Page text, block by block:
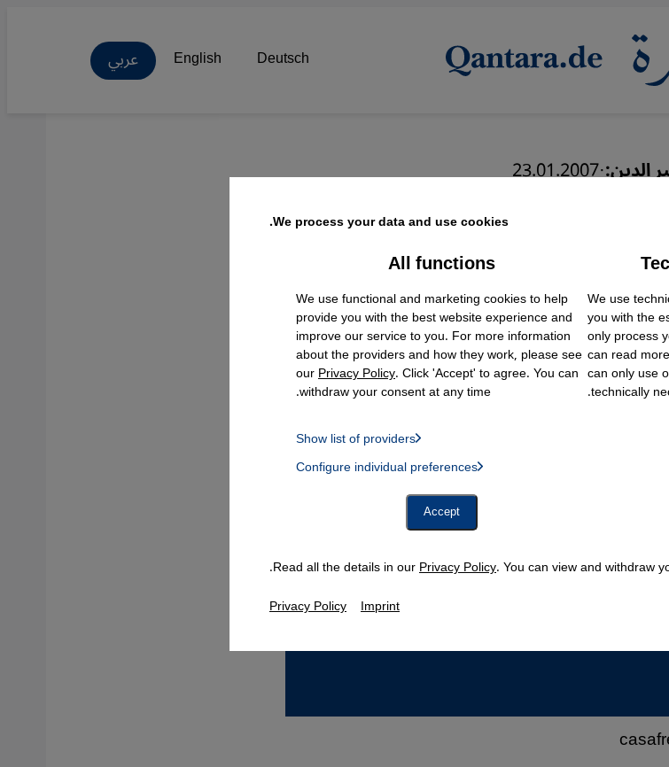
Deutsch
English عربي
الدين:·
23.01.2007
We process your data and use cookies.
We use
you with the
only process
can read
can only use
technically
All functions
We use functional and marketing cookies to help
provide you with the best website experience and
improve our service to you. For more information
about the providers and how they work, please see
ourPrivacy Policy. Click 'Accept' to agree. You can
withdraw your consent at any time.
Show list of providers
Google Maps Embed, Google Tag Manager, Instagram Embed, Twitter Embed, Youtube Embed
Facebook Embed / Facebook Connect
Twitter Embed
Instagram Embed
Youtube Embed
Google Maps Embed
Configure individual preferences
Accept
Read all the details in ourPrivacy Policy. You can view and withdraw
Privacy Policy Imprint